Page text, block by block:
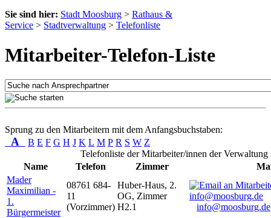
Sie sind hier: Stadt Moosburg > Rathaus &
Service > Stadtverwaltung > Telefonliste
Mitarbeiter-Telefon-Liste
Sprung zu den Mitarbeitern mit dem Anfangsbuchstaben:
A B E F G H J K L M P R S W Z
Telefonliste der Mitarbeiter/innen der Verwaltung
Name
Telefon Zimmer
Mader
Maximilian -
1.
Bürgermeister
08761 684-
11
(Vorzimmer)
Huber-Haus, 2.
OG, Zimmer
H2.1
info@moosburg.de